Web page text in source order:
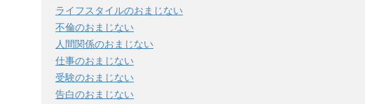
ライフスタイルのおまじない
不倫のおまじない
人間関係のおまじない
仕事のおまじない
受験のおまじない
告白のおまじない